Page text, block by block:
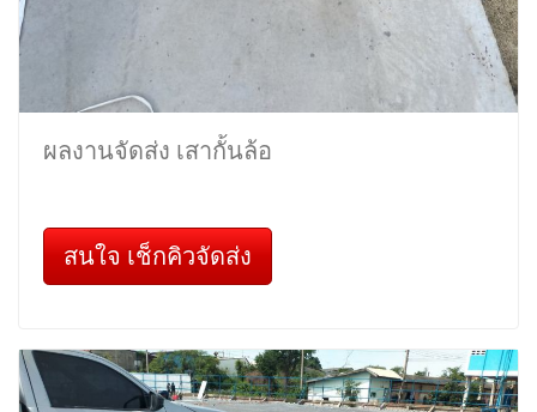
ผลงานจัดส่ง เสากั้นล้อ
สนใจ เช็กคิวจัดส่ง